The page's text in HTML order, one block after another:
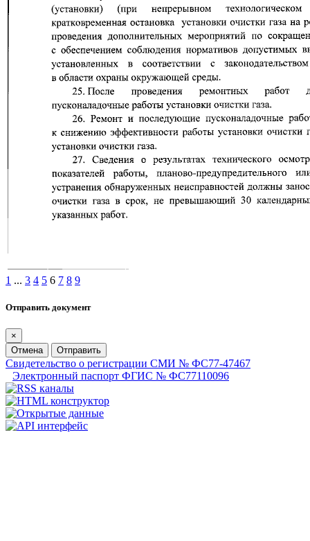
1 ... 3 4 5 6 7 8 9
Отправить документ
×
Отмена
Отправить
Свидетельство о регистрации СМИ № ФС77-47467
Электронный паспорт ФГИС № ФС77110096